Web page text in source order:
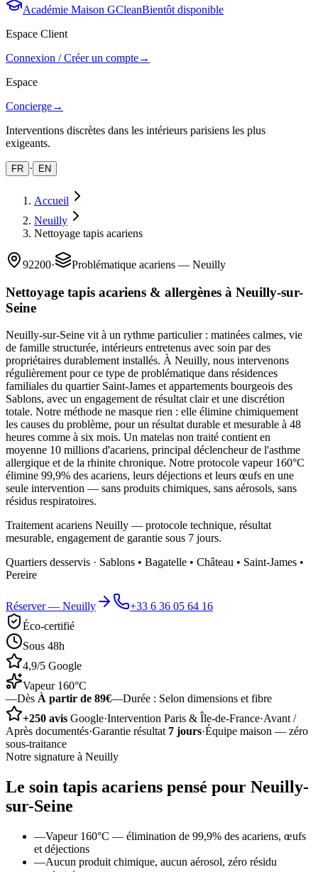
Académie Maison GCleanBientôt disponible
Espace Client
Connexion / Créer un compte→
Espace
Concierge→
Interventions discrètes dans les intérieurs parisiens les plus
exigeants.
FR · EN
Accueil
Neuilly
Nettoyage tapis acariens
92200· Problématique acariens — Neuilly
Nettoyage tapis acariens & allergènes à Neuilly-sur-
Seine
Neuilly-sur-Seine vit à un rythme particulier : matinées calmes, vie
de famille structurée, intérieurs entretenus avec soin par des
propriétaires durablement installés. À Neuilly, nous intervenons
régulièrement pour ce type de problématique dans résidences
familiales du quartier Saint-James et appartements bourgeois des
Sablons, avec un engagement de résultat clair et une discrétion
totale. Notre méthode ne masque rien : elle élimine chimiquement
les causes du problème, pour un résultat durable et mesurable à 48
heures comme à six mois. Un matelas non traité contient en
moyenne 10 millions d'acariens, principal déclencheur de l'asthme
allergique et de la rhinite chronique. Notre protocole vapeur 160°C
élimine 99,9% des acariens, leurs déjections et leurs œufs en une
seule intervention — sans produits chimiques, sans aérosols, sans
résidus respiratoires.
Traitement acariens Neuilly — protocole technique, résultat
mesurable, engagement de garantie sous 7 jours.
Quartiers desservis · Sablons • Bagatelle • Château • Saint-James •
Pereire
Réserver — Neuilly
+33 6 36 05 64 16
Éco-certifié
Sous 48h
4,9/5 Google
Vapeur 160°C
—Dès À partir de 89€—Durée : Selon dimensions et fibre
+250 avis Google·Intervention Paris & Île-de-France·Avant /
Après documentés·Garantie résultat 7 jours·Équipe maison — zéro
sous-traitance
Notre signature à Neuilly
Le soin tapis acariens pensé pour Neuilly-
sur-Seine
—Vapeur 160°C — élimination de 99,9% des acariens, œufs
et déjections
—Aucun produit chimique, aucun aérosol, zéro résidu